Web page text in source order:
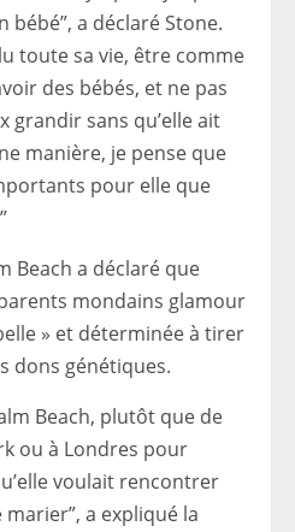
bébé”, a déclaré Stone.
toute sa vie, être comme
des bébés, et ne pas
grandir sans qu’elle ait
manière, je pense que
pour elle que
Beach a déclaré que
mondains glamour
» et déterminée à tirer
dons génétiques.
Beach, plutôt que de
ou à Londres pour
voulait rencontrer
a expliqué la